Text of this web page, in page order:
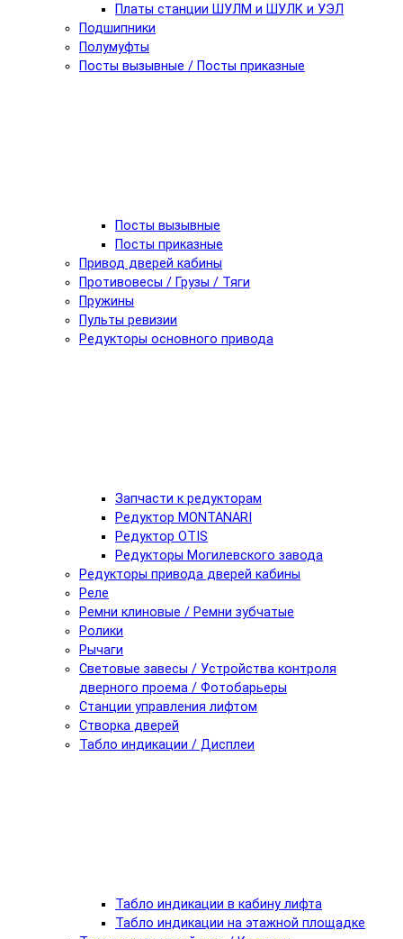
Платы станции ШУЛМ и ШУЛК и УЭЛ
Подшипники
Полумуфты
Посты вызывные / Посты приказные
Посты вызывные
Посты приказные
Привод дверей кабины
Противовесы / Грузы / Тяги
Пружины
Пульты ревизии
Редукторы основного привода
Запчасти к редукторам
Редуктор MONTANARI
Редуктор OTIS
Редукторы Могилевского завода
Редукторы привода дверей кабины
Реле
Ремни клиновые / Ремни зубчатые
Ролики
Рычаги
Световые завесы / Устройства контроля
дверного проема / Фотобарьеры
Станции управления лифтом
Створка дверей
Табло индикации / Дисплеи
Табло индикации в кабину лифта
Табло индикации на этажной площадке